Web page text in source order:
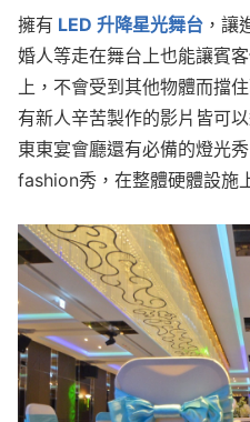
擁有 LED 升降星光舞台 ，讓
婚人等走在舞台上也能讓賓
上，不會受到其他物體而擋
有新人辛苦製作的影片皆可
東東宴會廳還有必備的燈光
fashion秀，在整體硬體設施